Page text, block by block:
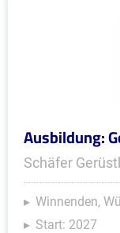
Ausbildung:
Schäfer
Winnenden,
Start: 2027